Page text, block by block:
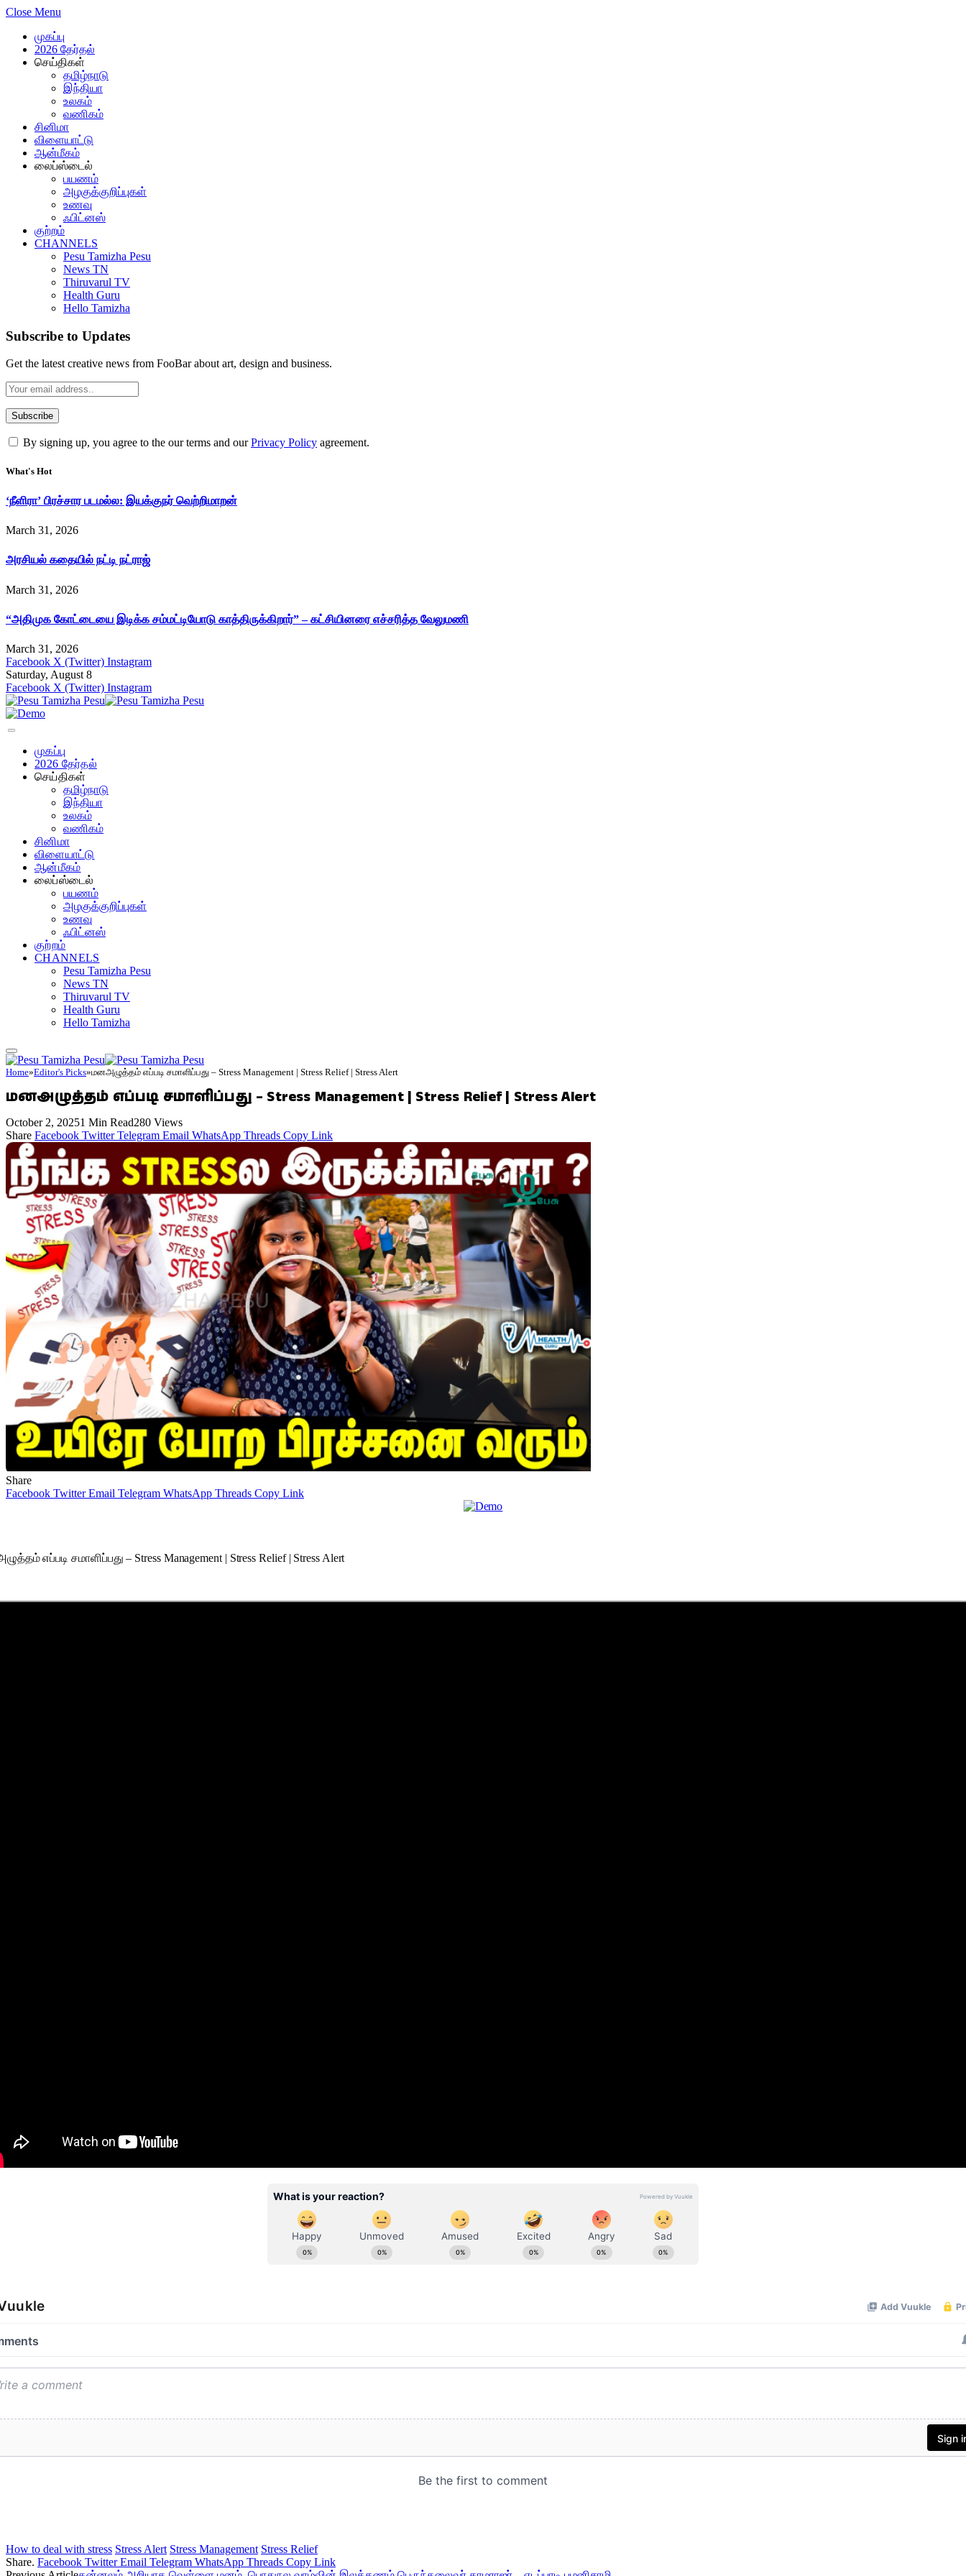
Close Menu
முகப்பு
2026 தேர்தல்
செய்திகள்
தமிழ்நாடு
இந்தியா
உலகம்
வணிகம்
சினிமா
விளையாட்டு
ஆன்மீகம்
லைப்ஸ்டைல்
பயணம்
அழகுக்குறிப்புகள்
உணவு
ஃபிட்னஸ்
குற்றம்
CHANNELS
Pesu Tamizha Pesu
News TN
Thiruvarul TV
Health Guru
Hello Tamizha
Subscribe to Updates
Get the latest creative news from FooBar about art, design and business.
By signing up, you agree to the our terms and ourPrivacy Policy agreement.
What's Hot
‘நீளிரா’ பிரச்சார படமல்ல: இயக்குநர் வெற்றிமாறன்
March 31, 2026
அரசியல் கதையில் நட்டி நட்ராஜ்
March 31, 2026
“அதிமுக கோட்டையை இடிக்க சம்மட்டியோடு காத்திருக்கிறார்” – கட்சியினரை எச்சரித்த வேலுமணி
March 31, 2026
Facebook X (Twitter) Instagram
Saturday, August 8
Facebook X (Twitter) Instagram
முகப்பு
2026 தேர்தல்
செய்திகள்
தமிழ்நாடு
இந்தியா
உலகம்
வணிகம்
சினிமா
விளையாட்டு
ஆன்மீகம்
லைப்ஸ்டைல்
பயணம்
அழகுக்குறிப்புகள்
உணவு
ஃபிட்னஸ்
குற்றம்
CHANNELS
Pesu Tamizha Pesu
News TN
Thiruvarul TV
Health Guru
Hello Tamizha
Home»Editor's Picks»மனஅழுத்தம் எப்படி சமாளிப்பது – Stress Management | Stress Relief | Stress Alert
மனஅழுத்தம் எப்படி சமாளிப்பது – Stress Management | Stress Relief | Stress Alert
October 2, 20251 Min Read280 Views
Share Facebook Twitter Telegram Email WhatsApp Threads Copy Link
Share
Facebook Twitter Email Telegram WhatsApp Threads Copy Link
எப்படி சமாளிப்பது – Stress Management | Stress Relief | Stress Alert
How to deal with stress Stress Alert Stress Management Stress Relief
Share. Facebook Twitter Email Telegram WhatsApp Threads Copy Link